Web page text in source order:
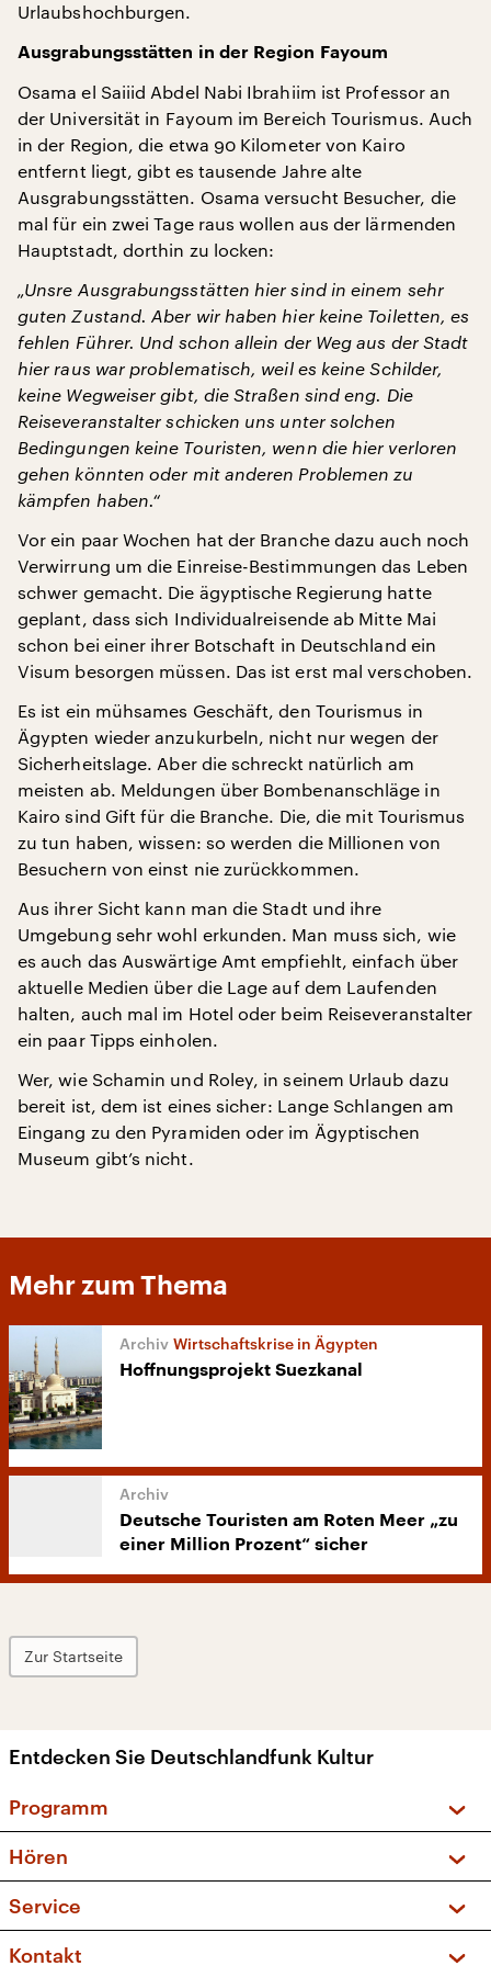
Urlaubshochburgen.
Ausgrabungsstätten in der Region Fayoum
Osama el Saiiid Abdel Nabi Ibrahiim ist Professor an
der Universität in Fayoum im Bereich Tourismus. Auch
in der Region, die etwa 90 Kilometer von Kairo
entfernt liegt, gibt es tausende Jahre alte
Ausgrabungsstätten. Osama versucht Besucher, die
mal für ein zwei Tage raus wollen aus der lärmenden
Hauptstadt, dorthin zu locken:
„Unsre Ausgrabungsstätten hier sind in einem sehr
guten Zustand. Aber wir haben hier keine Toiletten, es
fehlen Führer. Und schon allein der Weg aus der Stadt
hier raus war problematisch, weil es keine Schilder,
keine Wegweiser gibt, die Straßen sind eng. Die
Reiseveranstalter schicken uns unter solchen
Bedingungen keine Touristen, wenn die hier verloren
gehen könnten oder mit anderen Problemen zu
kämpfen haben.“
Vor ein paar Wochen hat der Branche dazu auch noch
Verwirrung um die Einreise-Bestimmungen das Leben
schwer gemacht. Die ägyptische Regierung hatte
geplant, dass sich Individualreisende ab Mitte Mai
schon bei einer ihrer Botschaft in Deutschland ein
Visum besorgen müssen. Das ist erst mal verschoben.
Es ist ein mühsames Geschäft, den Tourismus in
Ägypten wieder anzukurbeln, nicht nur wegen der
Sicherheitslage. Aber die schreckt natürlich am
meisten ab. Meldungen über Bombenanschläge in
Kairo sind Gift für die Branche. Die, die mit Tourismus
zu tun haben, wissen: so werden die Millionen von
Besuchern von einst nie zurückkommen.
Aus ihrer Sicht kann man die Stadt und ihre
Umgebung sehr wohl erkunden. Man muss sich, wie
es auch das Auswärtige Amt empfiehlt, einfach über
aktuelle Medien über die Lage auf dem Laufenden
halten, auch mal im Hotel oder beim Reiseveranstalter
ein paar Tipps einholen.
Wer, wie Schamin und Roley, in seinem Urlaub dazu
bereit ist, dem ist eines sicher: Lange Schlangen am
Eingang zu den Pyramiden oder im Ägyptischen
Museum gibt’s nicht.
Mehr zum Thema
Wirtschaftskrise in Ägypten
Hoffnungsprojekt Suezkanal
Deutsche Touristen am Roten Meer „zu
einer Million Prozent“ sicher
Zur Startseite
Entdecken Sie Deutschlandfunk Kultur
Programm
Sendungen und Podcasts
Musikliste
Kakadu – Das Kinderprogramm
Hören
Frequenzen (UKW + DAB+)
Service
FAQ
Kontakt